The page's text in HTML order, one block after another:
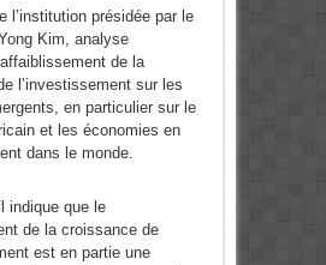
l’institution présidée par le
Kim, analyse
de la
l’investissement sur les
en particulier sur le
et les économies en
dans le monde.
indique que le
de la croissance de
est en partie une